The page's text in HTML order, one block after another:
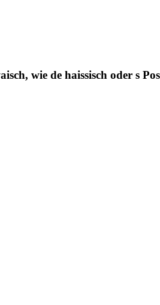
wie de haissisch oder s